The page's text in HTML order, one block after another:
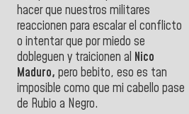
hacer que nuestros militares
reaccionen para escalar el conflicto
o intentar que por miedo se
dobleguen y traicionen al Nico
Maduro, pero bebito, eso es tan
imposible como que mi cabello pase
de Rubio a Negro.